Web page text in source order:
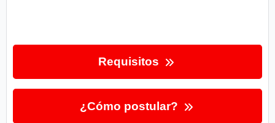
Requisitos
¿Cómo postular?